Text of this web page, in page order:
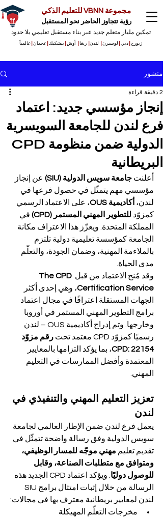
مجموعة VBNN للتعليم الذكي
رؤية تتجاوز الحاضر نحو المستقبل
تمكين مليار متعلم جديد عبر بناء مستقبل تعليمي بلا حدود
زيورخ دبي لوسيرن لندن ريغا أوش بيشكيك عجمان |عالمياً
منشور
إنجاز مؤسسي جديد: اعتماد
فرع لندن للجامعة السويسرية
الدولية ضمن منظومة CPD
البريطانية
2 دقيقة قراءة
أعلنت جامعة سويس الدولية (SIU)
عن إنجاز
مؤسسي مهم يتمثّل في حصول فرعها في
لندن، أكاديمية OUS
، على الاعتماد الرسمي
كمزوّد للتطوير المهني المستمر (CPD)
في
المملكة المتحدة. ويعزّز هذا الاعتراف مكانة
الجامعة كمؤسسة تعليمية دولية تلتزم
بالملاءمة المهنية، وضمان الجودة، والتعلّم
مدى الحياة.
وقد مُنح الاعتماد من قبل The CPD
Certification Service، وهي إحدى أكثر
الجهات المستقلة اعترافًا في مجال اعتماد
برامج التطوير المهني المستمر في أوروبا
وخارجها. وتم إدراج أكاديمية OUS – لندن
رسميًا كمزوّد CPD معتمد تحت
رقم مزوّد
CPD: 22154، بما يؤكد التزامها بالمعايير
المعتمدة وأفضل الممارسات في التعليم
المهني.
تعزيز التعليم المهني والتنفيذي في
لندن
يعمل فرع لندن ضمن الإطار العالمي لجامعة
سويس الدولية وفق رسالة واضحة تتمثّل في
تقديم تعليم مهني موجّه للمسار الوظيفي،
ومتوافق مع متطلبات الصناعة، وقابل
للوصول دوليًا
. ويؤكد اعتماد CPD الجديد هذه
لندن لمعايير بريطانية معترف بها في مجالات:
مخرجات التعلّم المهيكلة